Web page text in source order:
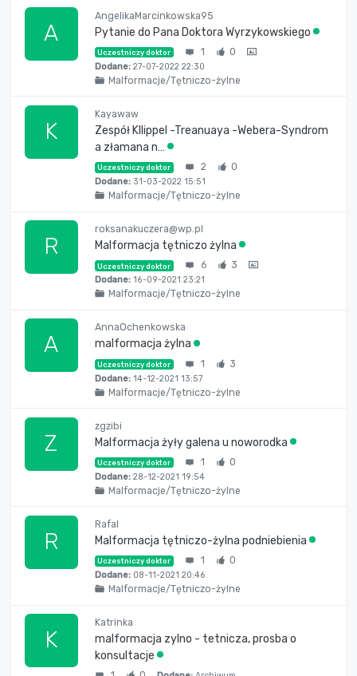
A
AngelikaMarcinkowska95
Pytanie do Pana Doktora Wyrzykowskiego
Uczestniczy doktor 1 0
Dodane:27-07-2022 22:30
Malformacje/Tętniczo-żylne
K
Kayawaw
Zespół Kllippel -Treanuaya -Webera-Syndrom
a złamana n…
Uczestniczy doktor 2 0
Dodane:31-03-2022 15:51
Malformacje/Tętniczo-żylne
R
roksanakuczera@wp.pl
Malformacja tętniczo żylna
Uczestniczy doktor 6 3
Dodane:16-09-2021 23:21
Malformacje/Tętniczo-żylne
A
AnnaOchenkowska
malformacja żylna
Uczestniczy doktor 1 3
Dodane:14-12-2021 13:57
Malformacje/Tętniczo-żylne
Z
zgzibi
Malformacja żyły galena u noworodka
Uczestniczy doktor 1 0
Dodane:28-12-2021 19:54
Malformacje/Tętniczo-żylne
R
Rafal
Malformacja tętniczo-żylna podniebienia
Uczestniczy doktor 1 0
Dodane:08-11-2021 20:46
Malformacje/Tętniczo-żylne
K
Katrinka
malformacja zylno - tetnicza, prosba o
konsultacje